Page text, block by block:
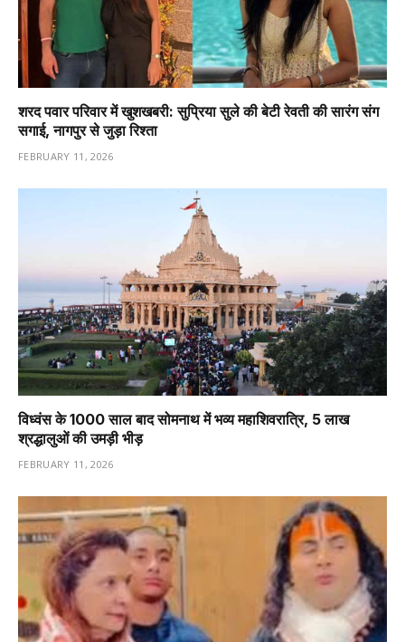
शरद पवार परिवार में खुशखबरी: सुप्रिया सुले की बेटी रेवती की सारंग संग
सगाई, नागपुर से जुड़ा रिश्ता
FEBRUARY 11, 2026
विध्वंस के 1000 साल बाद सोमनाथ में भव्य महाशिवरात्रि, 5 लाख
श्रद्धालुओं की उमड़ी भीड़
FEBRUARY 11, 2026